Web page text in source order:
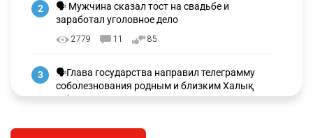
2
🗣 Мужчина сказал тост на свадьбе и
заработал уголовное дело
2779 11 85
3
🗣Глава государства направил телеграмму
соболезнования родным и близким Халық
қаһарманы Ивана Гапича